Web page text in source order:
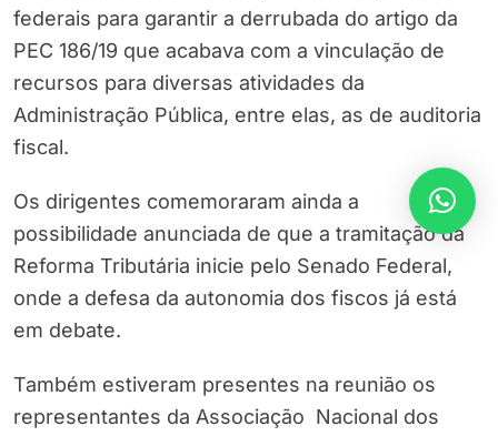
federais para garantir a derrubada do artigo da
PEC 186/19 que acabava com a vinculação de
recursos para diversas atividades da
Administração Pública, entre elas, as de auditoria
fiscal.
Os dirigentes comemoraram ainda a
possibilidade anunciada de que a tramitação da
Reforma Tributária inicie pelo Senado Federal,
onde a defesa da autonomia dos fiscos já está
em debate.
Também estiveram presentes na reunião os
representantes da Associação Nacional dos